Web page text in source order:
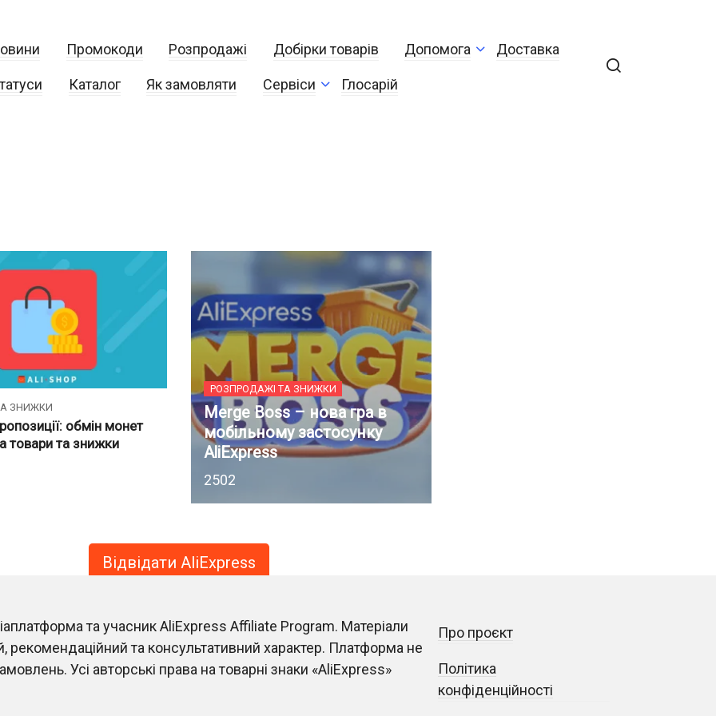
Промокоди Розпродажі Добірки товарів Допомога Доставка
Каталог Як замовляти Сервіси Глосарій
ЗНИЖКИ
обмін монет
товари та знижки
РОЗПРОДАЖІ ТА ЗНИЖКИ
Merge Boss – нова гра в
мобільному застосунку
AliExpress
2502
Відвідати AliExpress
та учасник AliExpress Affiliate Program. Матеріали
та консультативний характер. Платформа не
Усі авторські права на товарні знаки «AliExpress»
Про проєкт
Політика
конфіденційності